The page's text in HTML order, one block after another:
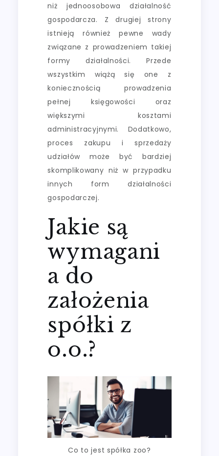
niż jednoosobowa działalność
gospodarcza. Z drugiej strony
istnieją również pewne wady
związane z prowadzeniem takiej
formy działalności. Przede
wszystkim wiążą się one z
koniecznością prowadzenia
pełnej księgowości oraz
większymi kosztami
administracyjnymi. Dodatkowo,
proces zakupu i sprzedaży
udziałów może być bardziej
skomplikowany niż w przypadku
innych form działalności
gospodarczej.
Jakie są
wymagani
a do
założenia
spółki z
o.o.?
Co to jest spółka zoo?